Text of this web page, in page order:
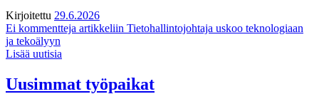
Kirjoitettu 29.6.2026
Ei kommentteja artikkeliin Tietohallintojohtaja uskoo teknologiaan
ja tekoälyyn
Lisää uutisia
Uusimmat työpaikat